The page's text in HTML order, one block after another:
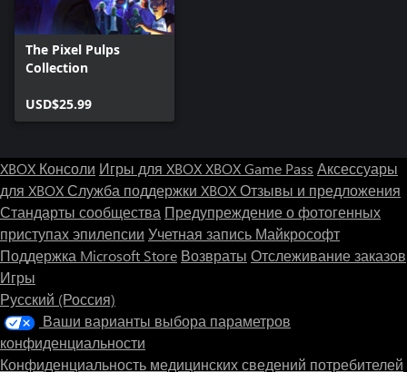
The Pixel Pulps
Collection
USD$25.99
XBOX Консоли Игры для XBOXXBOX Game Pass Аксессуары
для XBOXСлужба поддержки XBOXОтзывы и предложения
Стандарты сообщества Предупреждение о фотогенных
приступах эпилепсии Учетная запись Майкрософт
Поддержка Microsoft Store Возвраты Отслеживание заказов
Игры
Русский (Россия)
Ваши варианты выбора параметров
конфиденциальности
Конфиденциальность медицинских сведений потребителей